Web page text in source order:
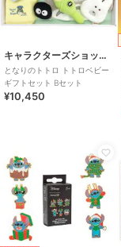
キャラクターズショップ ラフラフ
となりのトトロ トトロベビー
ギフトセット Bセット
¥10,450